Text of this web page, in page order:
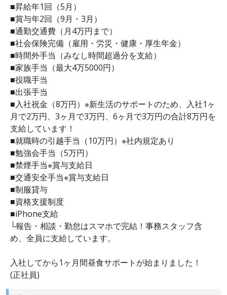
■昇給年1回（5月）
■賞与年2回（9月・3月）
■通勤交通費（月4万円まで）
■社会保険完備（雇用・労災・健康・厚生年金）
■時間外手当（みなし時間超過分を支給）
■家族手当（最大4万5000円）
■役職手当
■出張手当
■入社祝金（8万円）※新生活のサポートのため、入社1ヶ
月で2万円、3ヶ月で3万円、6ヶ月で3万円の合計8万円を
支給しています！
■就職時の引越手当（10万円）※社内規定あり
■勉強会手当（5万円）
■禁煙手当※賞与支給日
■交通安全手当※賞与支給日
■制服貸与
■資格支援制度
■iPhone支給
└報告・相談・勤怠はスマホで完結！事務スタッフ含
め、全員に支給しています。
入社してから1ヶ月間昼食サポートが始まりました！
(正社員)